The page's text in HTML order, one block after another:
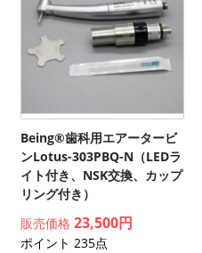
Being®歯科用エアータービ
ンLotus-303PBQ-N（LEDラ
イト付き、NSK交換、カップ
リング付き）
販売価格 23,500円
ポイント 235点